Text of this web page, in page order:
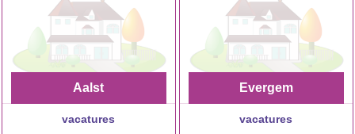
Aalst
vacatures
Evergem
vacatures